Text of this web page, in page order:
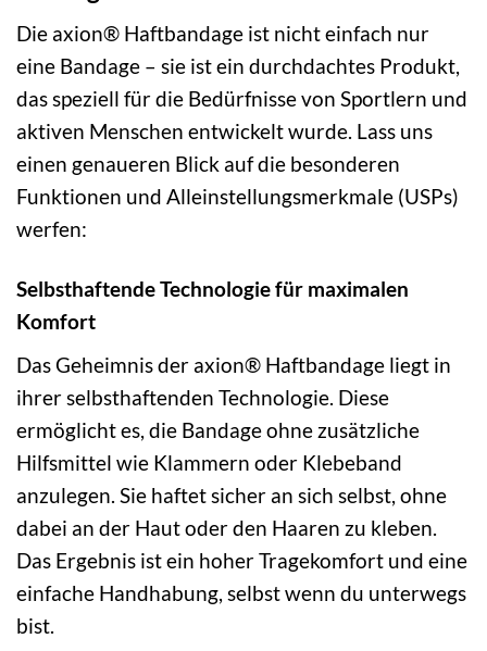
Die axion® Haftbandage ist nicht einfach nur
eine Bandage – sie ist ein durchdachtes Produkt,
das speziell für die Bedürfnisse von Sportlern und
aktiven Menschen entwickelt wurde. Lass uns
einen genaueren Blick auf die besonderen
Funktionen und Alleinstellungsmerkmale (USPs)
werfen:
Selbsthaftende Technologie für maximalen
Komfort
Das Geheimnis der axion® Haftbandage liegt in
ihrer selbsthaftenden Technologie. Diese
ermöglicht es, die Bandage ohne zusätzliche
Hilfsmittel wie Klammern oder Klebeband
anzulegen. Sie haftet sicher an sich selbst, ohne
dabei an der Haut oder den Haaren zu kleben.
Das Ergebnis ist ein hoher Tragekomfort und eine
einfache Handhabung, selbst wenn du unterwegs
bist.